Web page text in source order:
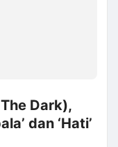
Dark),
dan ‘Hati’